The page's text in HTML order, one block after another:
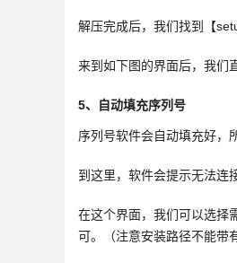
解压完成后，我们找到【
来到如下图的界面后，我们
5、自动填充序列号
序列号软件会自动填充好，
到这里，软件会提示无法连
在这个界面，我们可以选择
可。（注意安装路径不能带